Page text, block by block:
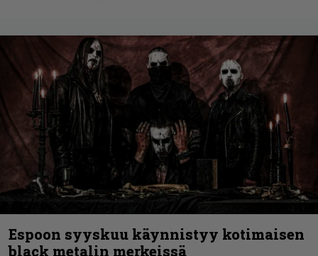
Espoon syyskuu käynnistyy kotimaisen
black metalin merkeissä